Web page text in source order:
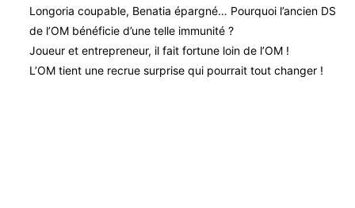
Longoria coupable, Benatia épargné… Pourquoi l’ancien DS
de l’OM bénéficie d’une telle immunité ?
Joueur et entrepreneur, il fait fortune loin de l’OM !
L’OM tient une recrue surprise qui pourrait tout changer !